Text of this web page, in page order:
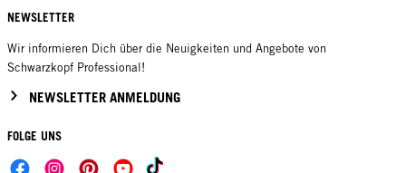
NEWSLETTER
Wir informieren Dich über die Neuigkeiten und Angebote von
Schwarzkopf Professional!
NEWSLETTER ANMELDUNG
FOLGE UNS